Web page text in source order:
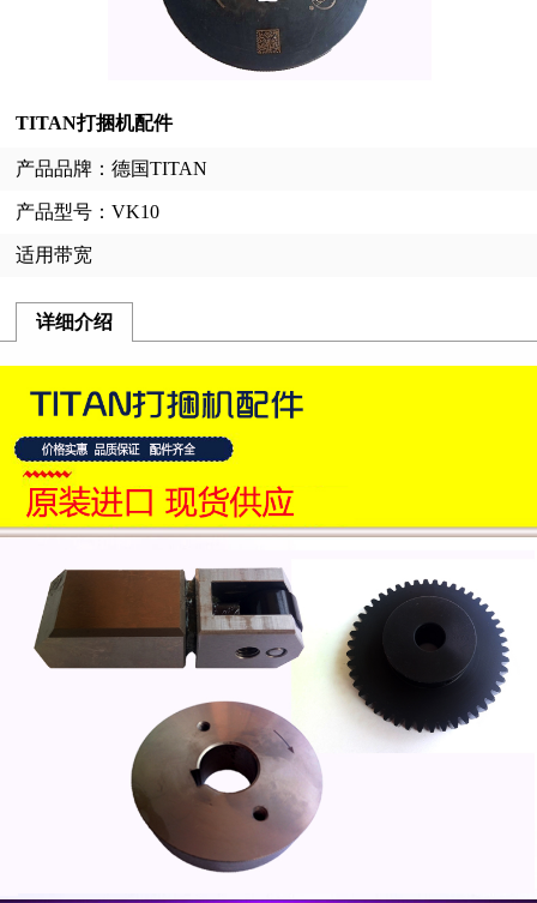
TITAN打捆机配件
产品品牌：德国TITAN
产品型号：VK10
适用带宽
详细介绍